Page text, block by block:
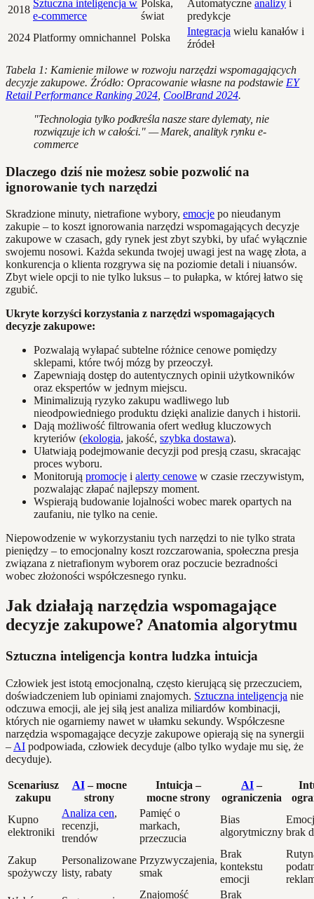
2018
Sztuczna inteligencja w
e-commerce
Polska,
świat
Automatyczne analizy i
predykcje
2024 Platformy omnichannel Polska
Integracja wielu kanałów i
źródeł
Tabela 1: Kamienie milowe w rozwoju narzędzi wspomagających
decyzje zakupowe. Źródło: Opracowanie własne na podstawie EY
Retail Performance Ranking 2024 CoolBrand 2024.
"Technologia tylko podkreśla nasze stare dylematy, nie
rozwiązuje ich w całości." — Marek, analityk rynku e-
commerce
Dlaczego dziś nie możesz sobie pozwolić na
ignorowanie tych narzędzi
Skradzione minuty, nietrafione wybory, emocje po nieudanym
zakupie – to koszt ignorowania narzędzi wspomagających decyzje
zakupowe w czasach, gdy rynek jest zbyt szybki, by ufać wyłącznie
swojemu nosowi. Każda sekunda twojej uwagi jest na wagę złota, a
konkurencja o klienta rozgrywa się na poziomie detali i niuansów.
Zbyt wiele opcji to nie tylko luksus – to pułapka, w której łatwo się
zgubić.
Ukryte korzyści korzystania z narzędzi wspomagających
decyzje zakupowe:
Pozwalają wyłapać subtelne różnice cenowe pomiędzy
sklepami, które twój mózg by przeoczył.
Zapewniają dostęp do autentycznych opinii użytkowników
oraz ekspertów w jednym miejscu.
Minimalizują ryzyko zakupu wadliwego lub
nieodpowiedniego produktu dzięki analizie danych i historii.
Dają możliwość filtrowania ofert według kluczowych
kryteriów (ekologia, jakość, szybka dostawa).
Ułatwiają podejmowanie decyzji pod presją czasu, skracając
proces wyboru.
Monitorują promocje i alerty cenowe w czasie rzeczywistym,
pozwalając złapać najlepszy moment.
Wspierają budowanie lojalności wobec marek opartych na
zaufaniu, nie tylko na cenie.
Niepowodzenie w wykorzystaniu tych narzędzi to nie tylko strata
pieniędzy – to emocjonalny koszt rozczarowania, społeczna presja
związana z nietrafionym wyborem oraz poczucie bezradności
wobec złożoności współczesnego rynku.
Jak działają narzędzia wspomagające
decyzje zakupowe? Anatomia algorytmu
Sztuczna inteligencja kontra ludzka intuicja
Człowiek jest istotą emocjonalną, często kierującą się przeczuciem,
doświadczeniem lub opiniami znajomych. Sztuczna inteligencja nie
odczuwa emocji, ale jej siłą jest analiza miliardów kombinacji,
których nie ogarniemy nawet w ułamku sekundy. Współczesne
narzędzia wspomagające decyzje zakupowe opierają się na synergii
– AI podpowiada, człowiek decyduje (albo tylko wydaje mu się, że
decyduje).
Scenariusz
zakupu
AI– mocne
strony
Intuicja –
mocne strony
AI–
ograniczenia
Kupno
elektroniki
Analiza cen,
recenzji,
trendów
Pamięć o
markach,
przeczucia
Bias
algorytmiczny brak
Zakup
spożywczy
Personalizowane
listy, rabaty
Przyzwyczajenia,
smak
Brak
kontekstu
emocji
Znajomość Brak